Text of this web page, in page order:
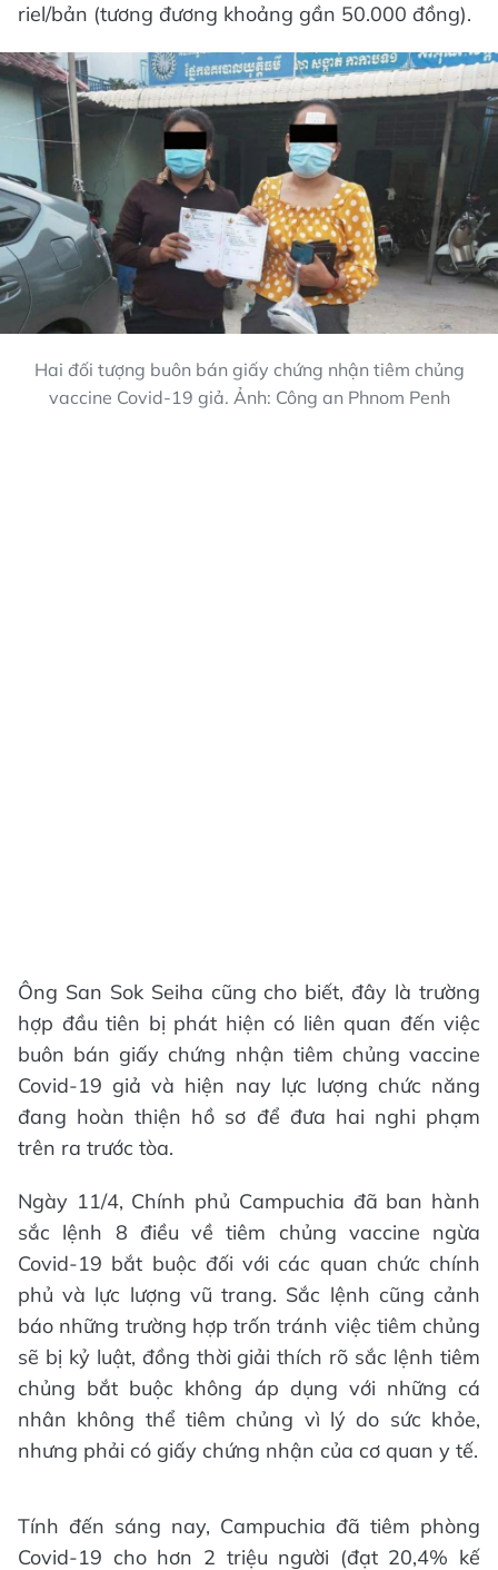
riel/bản (tương đương khoảng gần 50.000 đồng).
Hai đối tượng buôn bán giấy chứng nhận tiêm chủng
vaccine Covid-19 giả. Ảnh: Công an Phnom Penh
Ông San Sok Seiha cũng cho biết, đây là trường
hợp đầu tiên bị phát hiện có liên quan đến việc
buôn bán giấy chứng nhận tiêm chủng vaccine
Covid-19 giả và hiện nay lực lượng chức năng
đang hoàn thiện hồ sơ để đưa hai nghi phạm
trên ra trước tòa.
Ngày 11/4, Chính phủ Campuchia đã ban hành
sắc lệnh 8 điều về tiêm chủng vaccine ngừa
Covid-19 bắt buộc đối với các quan chức chính
phủ và lực lượng vũ trang. Sắc lệnh cũng cảnh
báo những trường hợp trốn tránh việc tiêm chủng
sẽ bị kỷ luật, đồng thời giải thích rõ sắc lệnh tiêm
chủng bắt buộc không áp dụng với những cá
nhân không thể tiêm chủng vì lý do sức khỏe,
nhưng phải có giấy chứng nhận của cơ quan y tế.
Tính đến sáng nay, Campuchia đã tiêm phòng
Covid-19 cho hơn 2 triệu người (đạt 20,4% kế